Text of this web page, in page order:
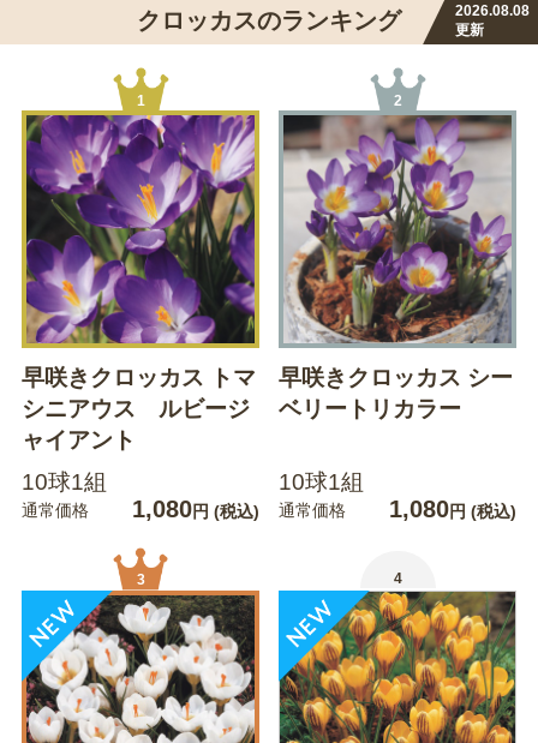
クロッカスのランキング
2026.08.08
更新
1
早咲きクロッカス トマ
シニアウス ルビージ
ャイアント
10球1組
通常価格 1,080円 (税込)
2
早咲きクロッカス シー
ベリートリカラー
10球1組
通常価格 1,080円 (税込)
3 4